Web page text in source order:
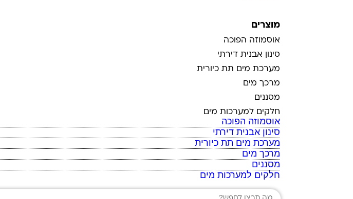
מוצרים
אוסמוזה הפוכה
סינון אבנית דירתי
מערכת מים תת כיורית
מרכך מים
מסננים
חלקים למערכות מים
אוסמוזה הפוכה
סינון אבנית דירתי
מערכת מים תת כיורית
מרכך מים
מסננים
חלקים למערכות מים